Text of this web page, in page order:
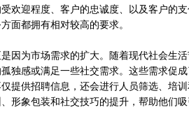
欢迎程度、客户的忠诚度、以及客户的
面都拥有相对较高的要求。
因为市场需求的扩大。随着现代社会生
独感或满足一些社交需求。这些需求促
提供招聘信息，还会进行人员筛选、培
形象包装和社交技巧的提升，帮助他们